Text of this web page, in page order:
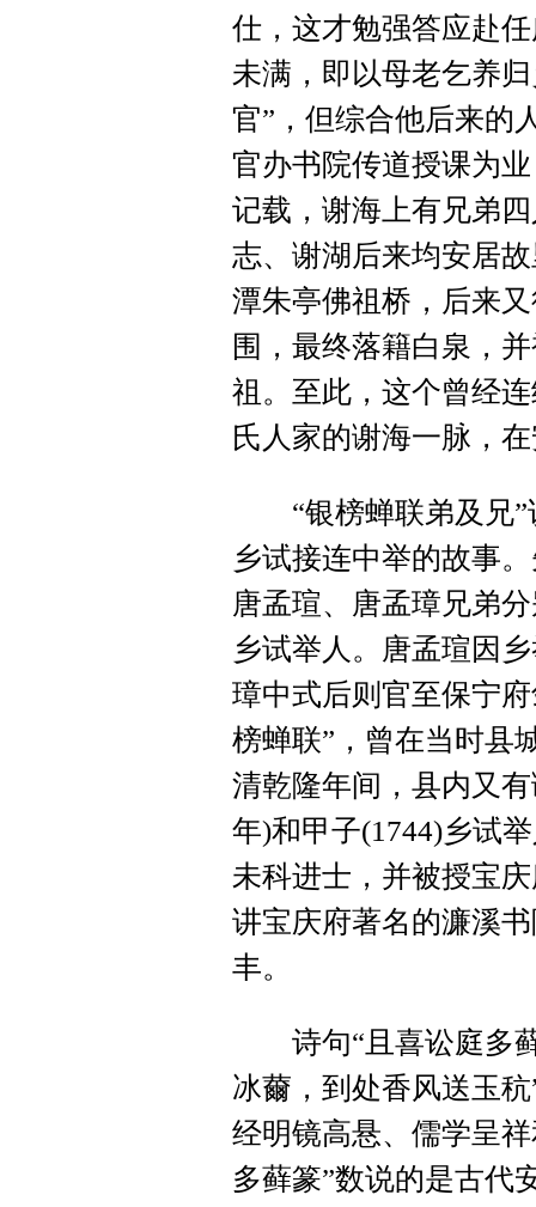
仕，这才勉强答应赴
未满，即以母老乞养
官”，但综合他后来的
官办书院传道授课为
记载，谢海上有兄弟
志、谢湖后来均安居
潭朱亭佛祖桥，后来
围，最终落籍白泉，
祖。至此，这个曾经
氏人家的谢海一脉，
“银榜蝉联弟及兄”
乡试接连中举的故事
唐孟瑄、唐孟璋兄弟
乡试举人。唐孟瑄因
璋中式后则官至保宁
榜蝉联”，曾在当时县
清乾隆年间，县内又
年)和甲子(1744)乡试
未科进士，并被授宝
讲宝庆府著名的濂溪
丰。
诗句“且喜讼庭多藓
冰薾，到处香风送玉
经明镜高悬、儒学呈
多藓篆”数说的是古代